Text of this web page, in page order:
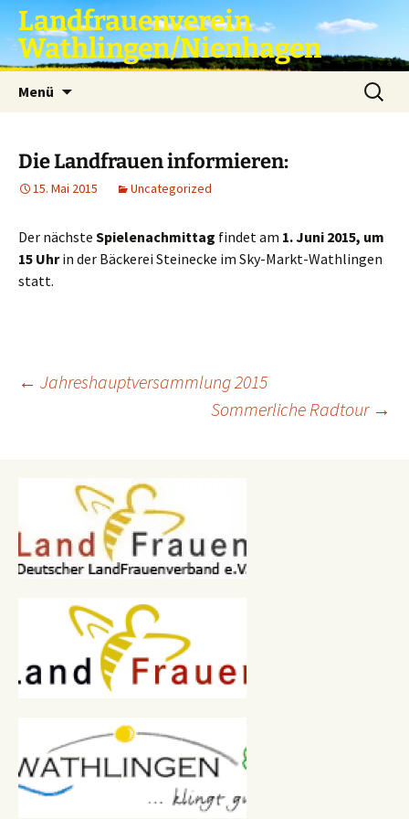
Zum
Inhalt
springen
Landfrauenverein
Wathlingen/Nienhagen
Menü
Suche
nach:
Die Landfrauen informieren:
15. Mai 2015 Uncategorized
Der nächste Spielenachmittag findet am 1. Juni 2015, um
15 Uhrin der Bäckerei Steinecke im Sky-Markt-Wathlingen
statt.
Beitragsnavigation
← Jahreshauptversammlung 2015
Sommerliche Radtour →